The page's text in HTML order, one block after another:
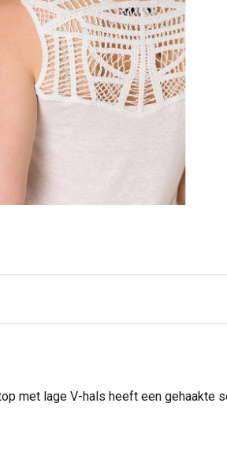
met lage V-hals heeft een gehaakte